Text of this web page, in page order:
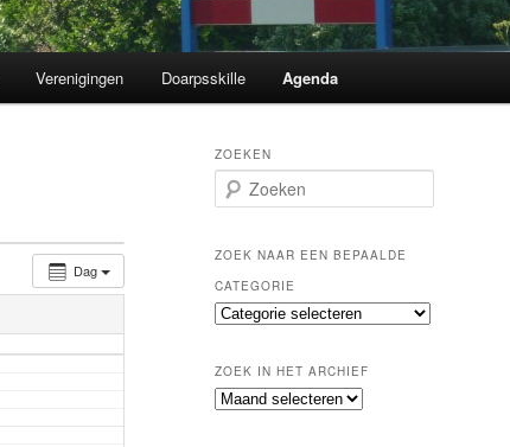
Verenigingen Doarpsskille Agenda
Dag
ZOEKEN
o
k
n
ZOEK NAAR EEN BEPAALDE
CATEGORIE
Z
k
n
ZOEK IN HET ARCHIEF
Z